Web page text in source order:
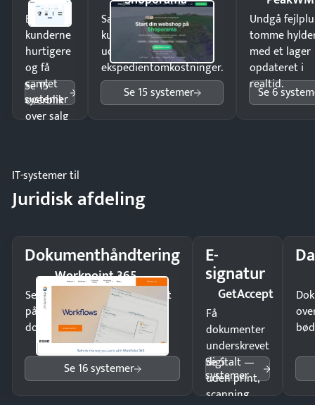
4.788 kr
Ekspedér
kunderne
hurtigere
og få
samlet
overblik
over salg
Se 15
systemer
Sælg produkter 24/7 til
kunder i hele landet
uden
ekspedientomkostninger.
Se 15 systemer
Undgå
tomme
med et lager
opdateret i
realtid.
Se 6
IT-systemer til
Juridisk afdeling
Dokumenthåndtering
Workpoint 365
Send kontrakter til underskrift
på minutter og mist ingen
dokumenter.
Se 16 systemer
E-
signatur
GetAccept
Få
dokumenter
underskrevet
digitalt —
uden print,
scanning
Se 5
systemer